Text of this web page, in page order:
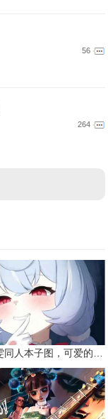
56
264
原神希格雯同人本子图，可爱的双马尾